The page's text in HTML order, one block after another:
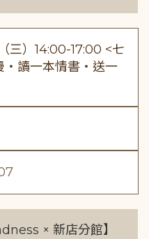
三）14:00-17:00 <七
・讀一本情書・送一
× 新店分館】